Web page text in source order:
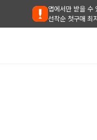
앱에서만 받을 수
선착순 첫구매 최